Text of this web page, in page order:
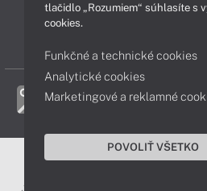
3D Touch®, .Mac℠, ACOT2℠, ACOT℠ (Apple
Aperture®, App Nap®, App Store®, Apple
tlačidlo „Rozumiem“ súhlasíte s
cookies.
Funkčné a technické cookies
Analytické cookies
Marketingové a reklamné
POVOLIŤ VŠETKO